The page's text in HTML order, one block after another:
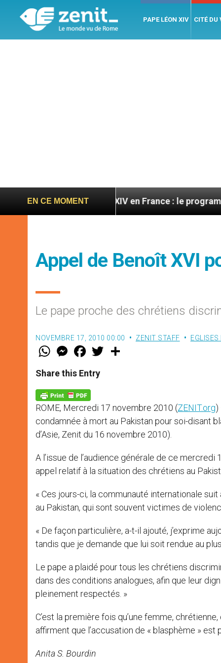
PAPE LÉON XIV CITÉ DU
EN CE MOMENT
Léon XIV en France : le programme détaillé
Appel de Benoît XVI
Le pape proche des chrétiens
NOVEMBRE 17, 2010 00:00 ZENIT STAFF EGLISES
W
t
s
p
p
M
e
s
e
g
e
r
F
a
e
b
k
w
Share this Entry
ROME, Mercredi 17 novembre 2010 (ZENIT.org)
condamnée à mort au Pakistan pour soi-disant
d’Asie, Zenit du 16 novembre 2010).
A l’issue de l’audience générale de ce
appel relatif à la situation des chrétiens au
« Ces jours-ci, la communauté internationale
au Pakistan, qui sont souvent victimes de
« De façon particulière, a-t-il ajouté, j’exprime
tandis que je demande que lui soit rendue au
Le pape a plaidé pour tous les chrétiens
dans des conditions analogues, afin que leur
pleinement respectés. »
C’est la première fois qu’une femme,
affirment que l’accusation de « blasphème »
Anita S. Bourdin